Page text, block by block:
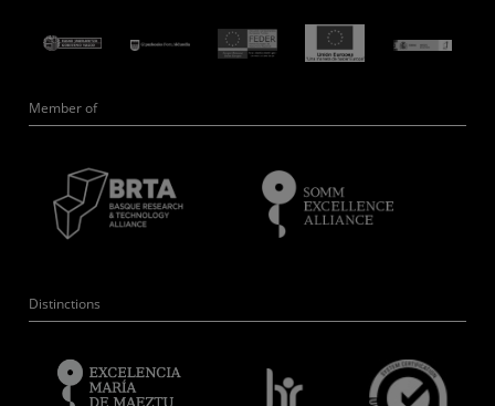
Member of
Distinctions